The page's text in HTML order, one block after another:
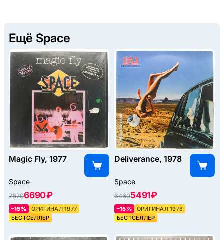
Ещё Space
Magic Fly, 1977
Space
78706690 ₽
–15%
ОРИГИНАЛ 1977
БЕСТСЕЛЛЕР
Deliverance, 1978
Space
64605491 ₽
–15%
ОРИГИНАЛ 1978
БЕСТСЕЛЛЕР